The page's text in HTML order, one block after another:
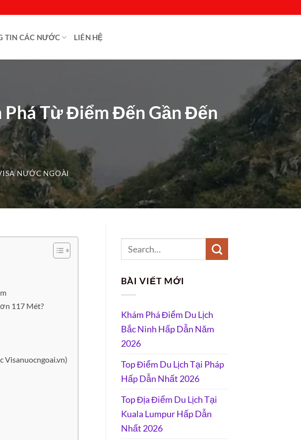
TIN CÁC NƯỚC LIÊN HỆ
Phá Từ Điểm Đến Gần Đến
NƯỚC NGOÀI
117 Mét?
Visanuocngoai.vn)
BÀI VIẾT MỚI
Khám Phá Điểm Du Lịch
Bắc Ninh Hấp Dẫn Năm
2026
Top Điểm Du Lịch Tại Pháp
Hấp Dẫn Nhất 2026
Top Địa Điểm Du Lịch Tại
Kuala Lumpur Hấp Dẫn
Nhất 2026